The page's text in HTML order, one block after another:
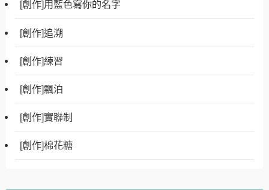
[創作]用藍色寫你的名字
[創作]追溯
[創作]練習
[創作]飄泊
[創作]實聯制
[創作]棉花糖